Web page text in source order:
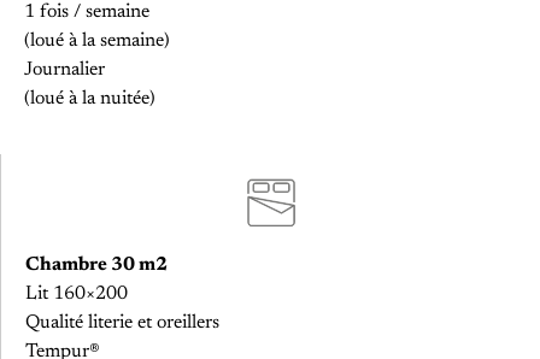
1 fois / semaine
(loué à la semaine)
Journalier
(loué à la nuitée)
Chambre 30 m2
Lit 160×200
Qualité literie et oreillers
Tempur®